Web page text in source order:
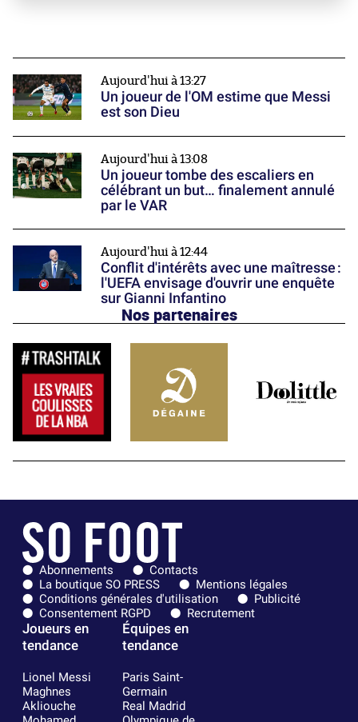
Aujourd'hui à 13:27
Un joueur de l'OM estime que Messi
est son Dieu
Aujourd'hui à 13:08
Un joueur tombe des escaliers en
célébrant un but… finalement annulé
par le VAR
Aujourd'hui à 12:44
Conflit d'intérêts avec une maîtresse :
l'UEFA envisage d'ouvrir une enquête
sur Gianni Infantino
Nos partenaires
Abonnements
Contacts
La boutique SO PRESS
Mentions légales
Conditions générales d'utilisation
Publicité
Consentement RGPD
Recrutement
Joueurs en
tendance
Lionel Messi
Maghnes
Akliouche
Équipes en
tendance
Paris Saint-
Germain
Real Madrid